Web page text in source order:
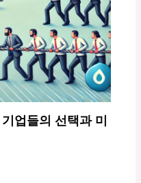
업들의 선택과 미